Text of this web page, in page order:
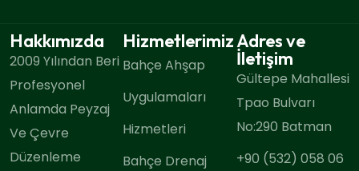
Hakkımızda
2009 Yılından Beri
Profesyonel
Anlamda Peyzaj
Ve Çevre
Düzenleme
Hizmetlerimiz
Bahçe Ahşap
Uygulamaları
Hizmetleri
Bahçe Drenaj
Adres ve
İletişim
Gültepe Mahallesi
Tpao Bulvarı
No:290 Batman
+90 (532) 058 06